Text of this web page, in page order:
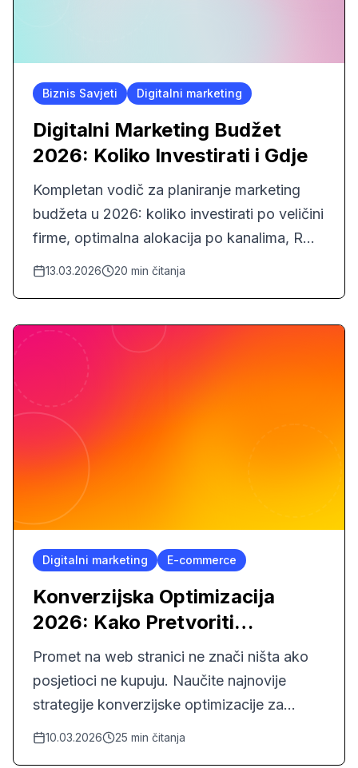
Biznis Savjeti Digitalni marketing
Digitalni Marketing Budžet
2026: Koliko Investirati i Gdje
Kompletan vodič za planiranje marketing
budžeta u 2026: koliko investirati po veličini
firme, optimalna alokacija po kanalima, ROI
benchmark, i preporuke po industriji za BiH
13.03.2026 20 min čitanja
Digitalni marketing E-commerce
Konverzijska Optimizacija
2026: Kako Pretvoriti
Posjetioce u Kupce
Promet na web stranici ne znači ništa ako
posjetioci ne kupuju. Naučite najnovije
strategije konverzijske optimizacije za
2026. godinu.
10.03.2026 25 min čitanja